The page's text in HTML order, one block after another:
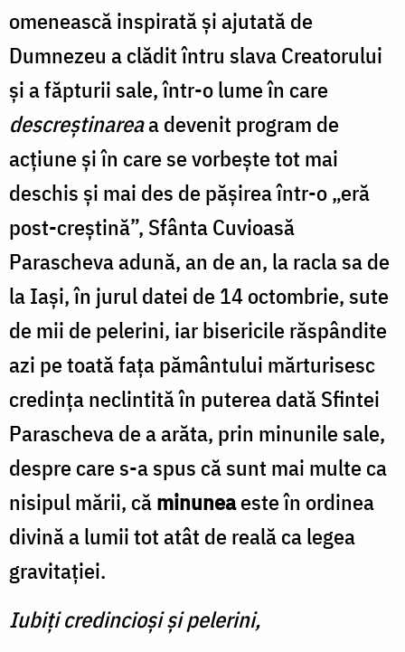
omenească inspirată şi ajutată de
Dumnezeu a clădit întru slava Creatorului
şi a făpturii sale, într-o lume în care
descreştinareaa devenit program de
acţiune şi în care se vorbeşte tot mai
deschis şi mai des de păşirea într-o „eră
post-creştină”, Sfânta Cuvioasă
Parascheva adună, an de an, la racla sa de
la Iaşi, în jurul datei de 14 octombrie, sute
de mii de pelerini, iar bisericile răspândite
azi pe toată faţa pământului mărturisesc
credinţa neclintită în puterea dată Sfintei
Parascheva de a arăta, prin minunile sale,
despre care s-a spus că sunt mai multe ca
nisipul mării, căminuneaeste în ordinea
divină a lumii tot atât de reală ca legea
gravitaţiei.
Iubiți credincioși și pelerini,